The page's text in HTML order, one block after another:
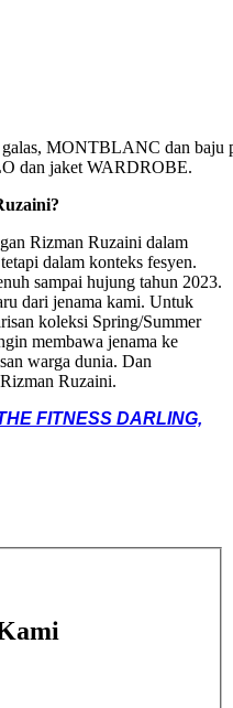
MONTBLANC dan baju
dan jaket WARDROBE.
Rizman Ruzaini dalam
dalam konteks fesyen.
sampai hujung tahun 2023.
dari jenama kami. Untuk
koleksi Spring/Summer
membawa jenama ke
warga dunia. Dan
Ruzaini.
FITNESS DARLING,